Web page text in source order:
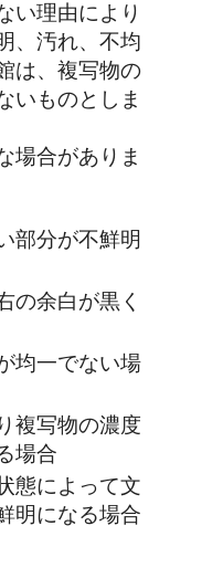
い理由により
、汚れ、不均
は、複写物の
いものとしま
場合がありま
部分が不鮮明
の余白が黒く
均一でない場
複写物の濃度
場合
態によって文
明になる場合